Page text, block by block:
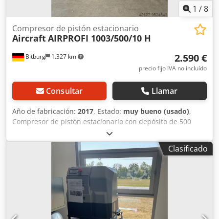
1 /8
Bitburg 1.327 km
Compresor de pistón estacionario
AircraftAIRPROFI 1003/500/10 H
2.590 €
precio fijo IVA no incluído
Consultar Llamar
Año de fabricación: 2017, Estado: muy bueno (usado),
Compresor de pistón estacionario con depósito de 500
litros Salida de aire: ¾" Dimensiones y pesos Crsdpolczl
Ujfx Abpsf Longitud (producto): aproximadamente 2020
mm Ancho/profundidad (producto): aproximadamente 570
mm Altura (producto): aproximadamente 1340 mm Peso
(neto): aproximadamente 245 kg Datos eléctricos Tensión
de conexión: 400 V Frecuencia de red: 50 Hz Potencia de
salida: 5,5 kW Potencia de entrada: 6,52 kW Emisión de
ruido Nivel de presión sonora Lp: 83 dB(A) Explicación del
nivel de presión sonora: nivel de presión sonora a 1 metro
Clasificado